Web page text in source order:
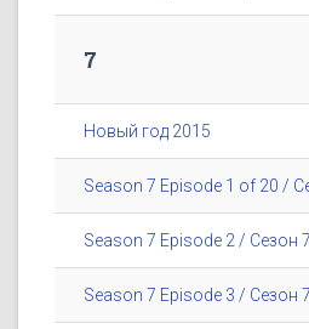
7
Новый год 2015
Season 7 Episode 1 of 20 /
Season 7 Episode 2 / Сезон
Season 7 Episode 3 / Сезон